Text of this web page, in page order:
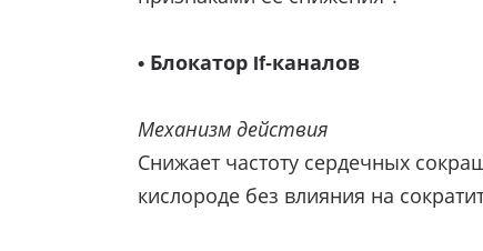
• Блокатор If-каналов
Механизм действия
Снижает частоту сердечных
кислороде без влияния на